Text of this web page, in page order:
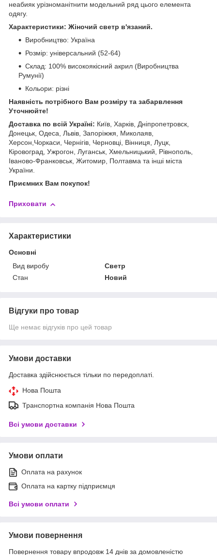
неабияк урізноманітнити модельний ряд цього елемента
одягу.
Характеристики: Жіночий светр в'язаний.
Виробництво: Україна
Розмір: універсальний (52-64)
Склад: 100% високоякісний акрил (Виробництва
Румунії)
Кольори: різні
Наявність потрібного Вам розміру та забарвлення
Уточнюйте!
Доставка по всій Україні: Київ, Харків, Дніпропетровск,
Донецьк, Одеса, Львів, Запоріжжя, Миколаяв,
Херсон,Чоркаси, Чернігів, Черновці, Вінниця, Луцк,
Кіровоград, Ужрогон, Луганськ, Хмельницький, Рівнополь,
Іваново-Франковськ, Житомир, Полтавма та інші міста
України.
Приємних Вам покупок!
Приховати
Характеристики
Основні
Вид виробу
Светр
Стан
Новий
Відгуки про товар
Ще немає відгуків про цей товар
Умови доставки
Доставка здійснюється тільки по передоплаті.
Нова Пошта
Транспортна компанія Нова Пошта
Всі умови доставки
Умови оплати
Оплата на рахунок
Оплата на картку підприємця
Всі умови оплати
Умови повернення
Повернення товару впродовж 14 днів за домовленістю